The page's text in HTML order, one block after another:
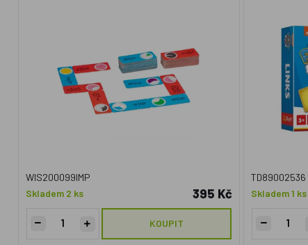
WIS200099IMP
Skladem 2 ks
395 Kč
KOUPIT
TD89002536
Skladem 1 ks